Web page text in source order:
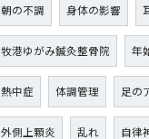
朝の不調 身体の影響
牧港ゆがみ鍼灸整骨院 年
熱中症 体調管理 足の
外側上顆炎 乱れ 自律